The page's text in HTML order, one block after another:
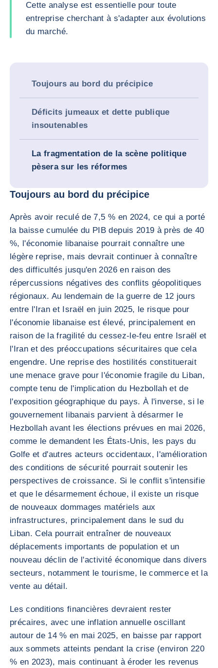
Cette analyse est essentielle pour toute
entreprise cherchant à s'adapter aux évolutions
du marché.
Toujours au bord du précipice
Déficits jumeaux et dette publique
insoutenables
La fragmentation de la scène politique
pèsera sur les réformes
Toujours au bord du précipice
Après avoir reculé de 7,5 % en 2024, ce qui a porté
la baisse cumulée du PIB depuis 2019 à près de 40
%, l'économie libanaise pourrait connaître une
légère reprise, mais devrait continuer à connaître
des difficultés jusqu'en 2026 en raison des
répercussions négatives des conflits géopolitiques
régionaux. Au lendemain de la guerre de 12 jours
entre l'Iran et Israël en juin 2025, le risque pour
l'économie libanaise est élevé, principalement en
raison de la fragilité du cessez-le-feu entre Israël et
l'Iran et des préoccupations sécuritaires que cela
engendre. Une reprise des hostilités constituerait
une menace grave pour l'économie fragile du Liban,
compte tenu de l'implication du Hezbollah et de
l'exposition géographique du pays. À l'inverse, si le
gouvernement libanais parvient à désarmer le
Hezbollah avant les élections prévues en mai 2026,
comme le demandent les États-Unis, les pays du
Golfe et d'autres acteurs occidentaux, l'amélioration
des conditions de sécurité pourrait soutenir les
perspectives de croissance. Si le conflit s'intensifie
et que le désarmement échoue, il existe un risque
de nouveaux dommages matériels aux
infrastructures, principalement dans le sud du
Liban. Cela pourrait entraîner de nouveaux
déplacements importants de population et un
nouveau déclin de l'activité économique dans divers
secteurs, notamment le tourisme, le commerce et la
vente au détail.
Les conditions financières devraient rester
précaires, avec une inflation annuelle oscillant
autour de 14 % en mai 2025, en baisse par rapport
aux sommets atteints pendant la crise (environ 220
% en 2023), mais continuant à éroder les revenus